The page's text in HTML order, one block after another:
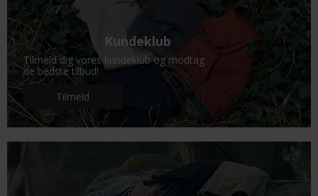
Kundeklub
Tilmeld dig vores kundeklub og modtag
de bedste tilbud!
Tilmeld